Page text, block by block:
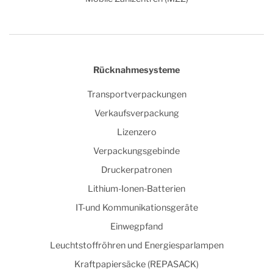
Rücknahmesysteme
Transportverpackungen
Verkaufsverpackung
Lizenzero
Verpackungsgebinde
Druckerpatronen
Lithium-Ionen-Batterien
IT-und Kommunikationsgeräte
Einwegpfand
Leuchtstoffröhren und Energiesparlampen
Kraftpapiersäcke (REPASACK)